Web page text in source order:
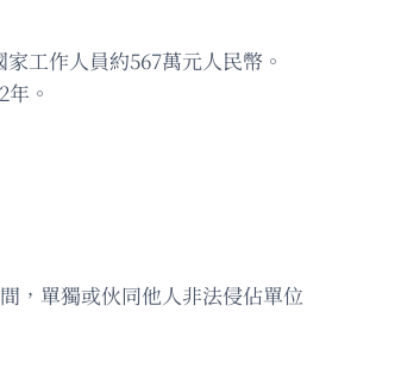
工作人員約567萬元人民幣。
。
，單獨或伙同他人非法侵佔單位